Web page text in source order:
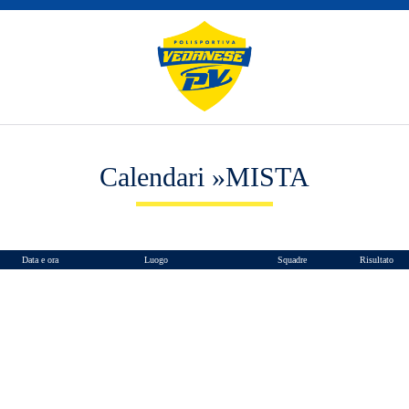
Calendari »MISTA
Data e ora Luogo Squadre Risultato